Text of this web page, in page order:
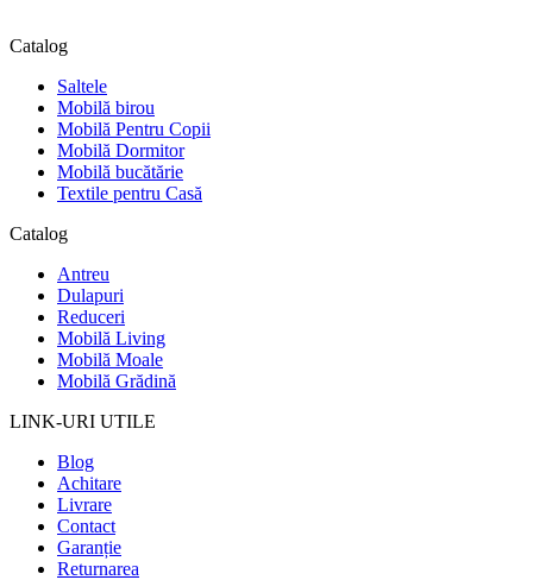
Catalog
Saltele
Mobilă birou
Mobilă Pentru Copii
Mobilă Dormitor
Mobilă bucătărie
Textile pentru Casă
Catalog
Antreu
Dulapuri
Reduceri
Mobilă Living
Mobilă Moale
Mobilă Grădină
LINK-URI UTILE
Blog
Achitare
Livrare
Contact
Garanție
Returnarea